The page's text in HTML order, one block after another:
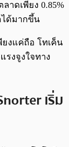
าดเพียง 0.85%
ได้มากขึ้น
ยงแค่ถือ โทเค็น
รงจูงใจทาง
เริ่ม